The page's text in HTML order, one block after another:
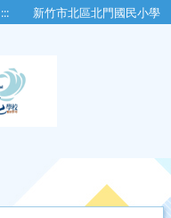
::: 新竹市北區北門國民小學